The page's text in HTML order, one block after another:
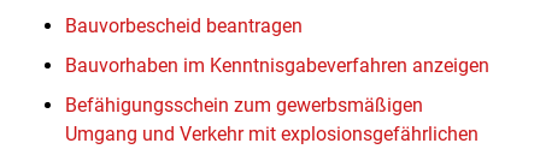
Bauvorbescheid beantragen
Bauvorhaben im Kenntnisgabeverfahren anzeigen
Befähigungsschein zum gewerbsmäßigen
Umgang und Verkehr mit explosionsgefährlichen